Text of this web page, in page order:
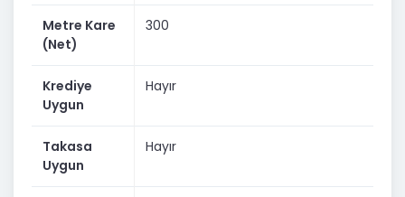
kısa ve uzun vadede kazanç potansiyeli sunmaktadır.
 Detaylı bilgi ve yerinde görmek için iletişime
geçebilirsiniz.
Metre Kare
(Net)
300
Krediye
Uygun
Hayır
Takasa
Uygun
Hayır